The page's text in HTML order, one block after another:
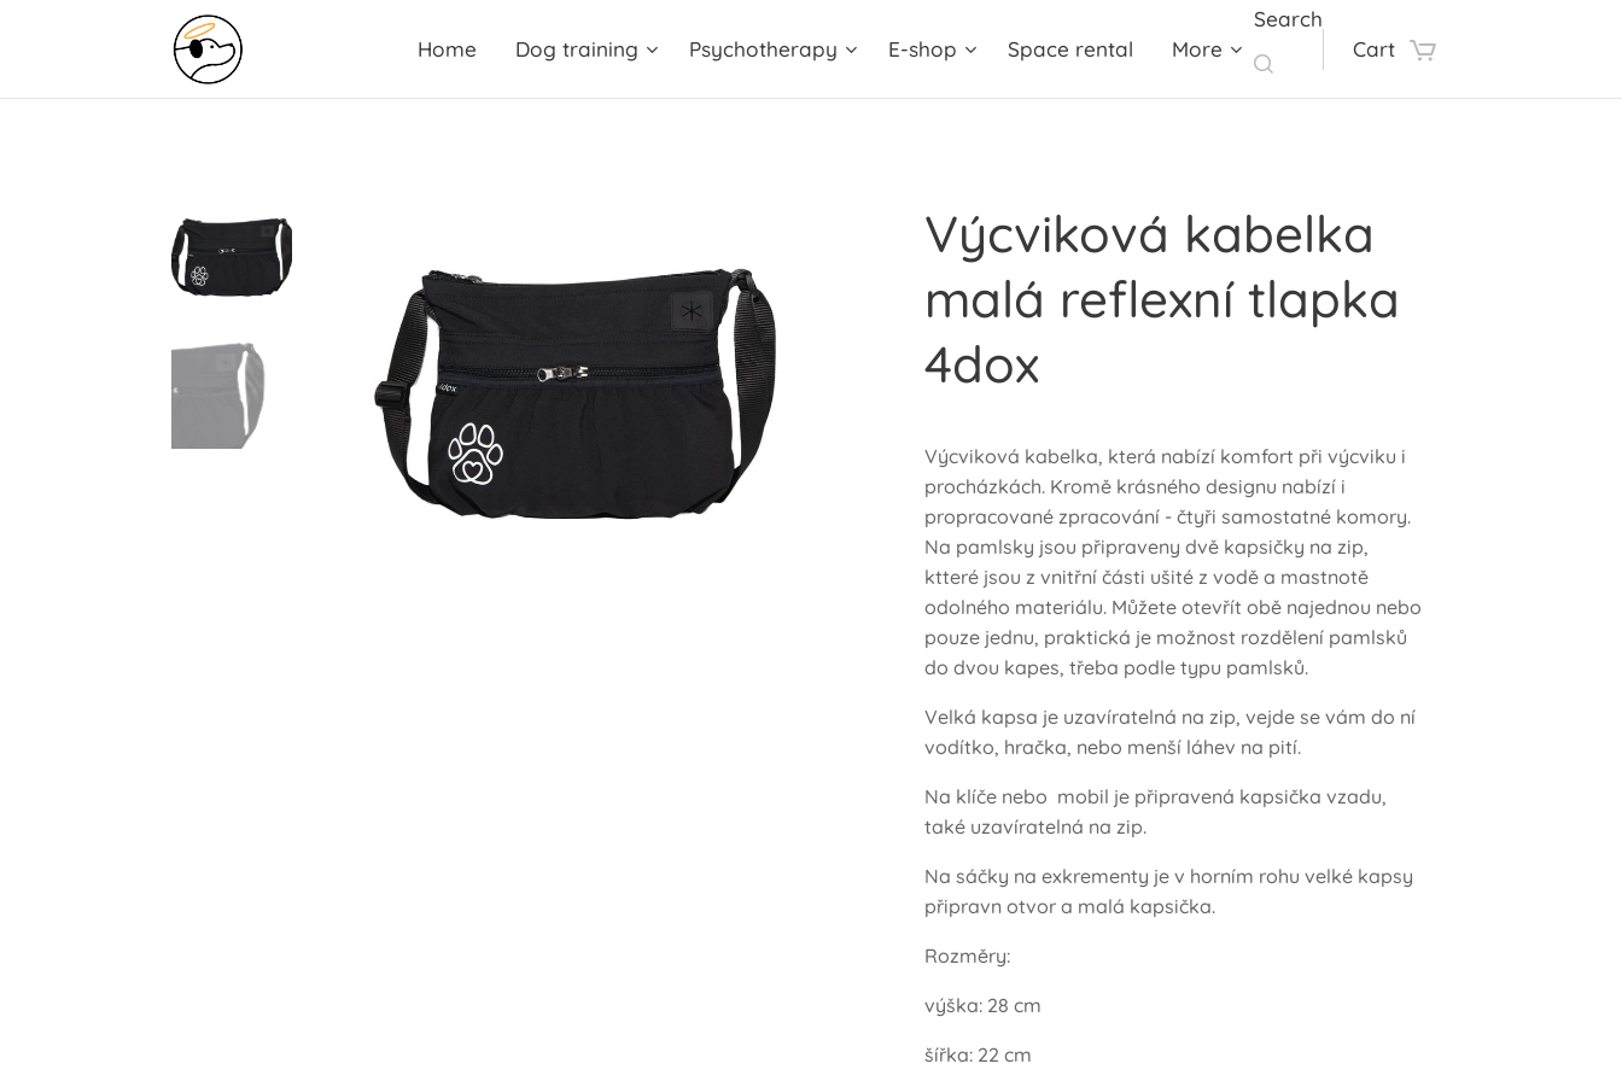
Home Dog training Psychotherapy E-shop Space rental More
Search
Cart
Výcviková kabelka
malá reflexní tlapka
4dox
Výcviková kabelka, která nabízí komfort při výcviku i
procházkách. Kromě krásného designu nabízí i
propracované zpracování - čtyři samostatné komory.
Na pamlsky jsou připraveny dvě kapsičky na zip,
ktteré jsou z vnitřní části ušité z vodě a mastnotě
odolného materiálu. Můžete otevřít obě najednou nebo
pouze jednu, praktická je možnost rozdělení pamlsků
do dvou kapes, třeba podle typu pamlsků.
Velká kapsa je uzavíratelná na zip, vejde se vám do ní
vodítko, hračka, nebo menší láhev na pití.
Na klíče nebo mobil je připravená kapsička vzadu,
také uzavíratelná na zip.
Na sáčky na exkrementy je v horním rohu velké kapsy
připravn otvor a malá kapsička.
Rozměry:
výška: 28 cm
šířka: 22 cm